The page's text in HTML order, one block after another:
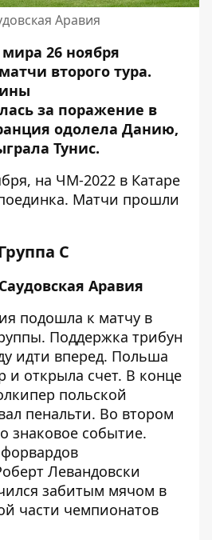
Аравия
26 ноября
второго тура.
за поражение в
одолела Данию,
Тунис.
на ЧМ-2022 в Катаре
Матчи прошли
С
Аравия
подошла к матчу в
Поддержка трибун
идти вперед. Польша
и открыла счет. В конце
польской
пенальти. Во втором
знаковое событие.
Левандовски
забитым мячом в
части чемпионатов